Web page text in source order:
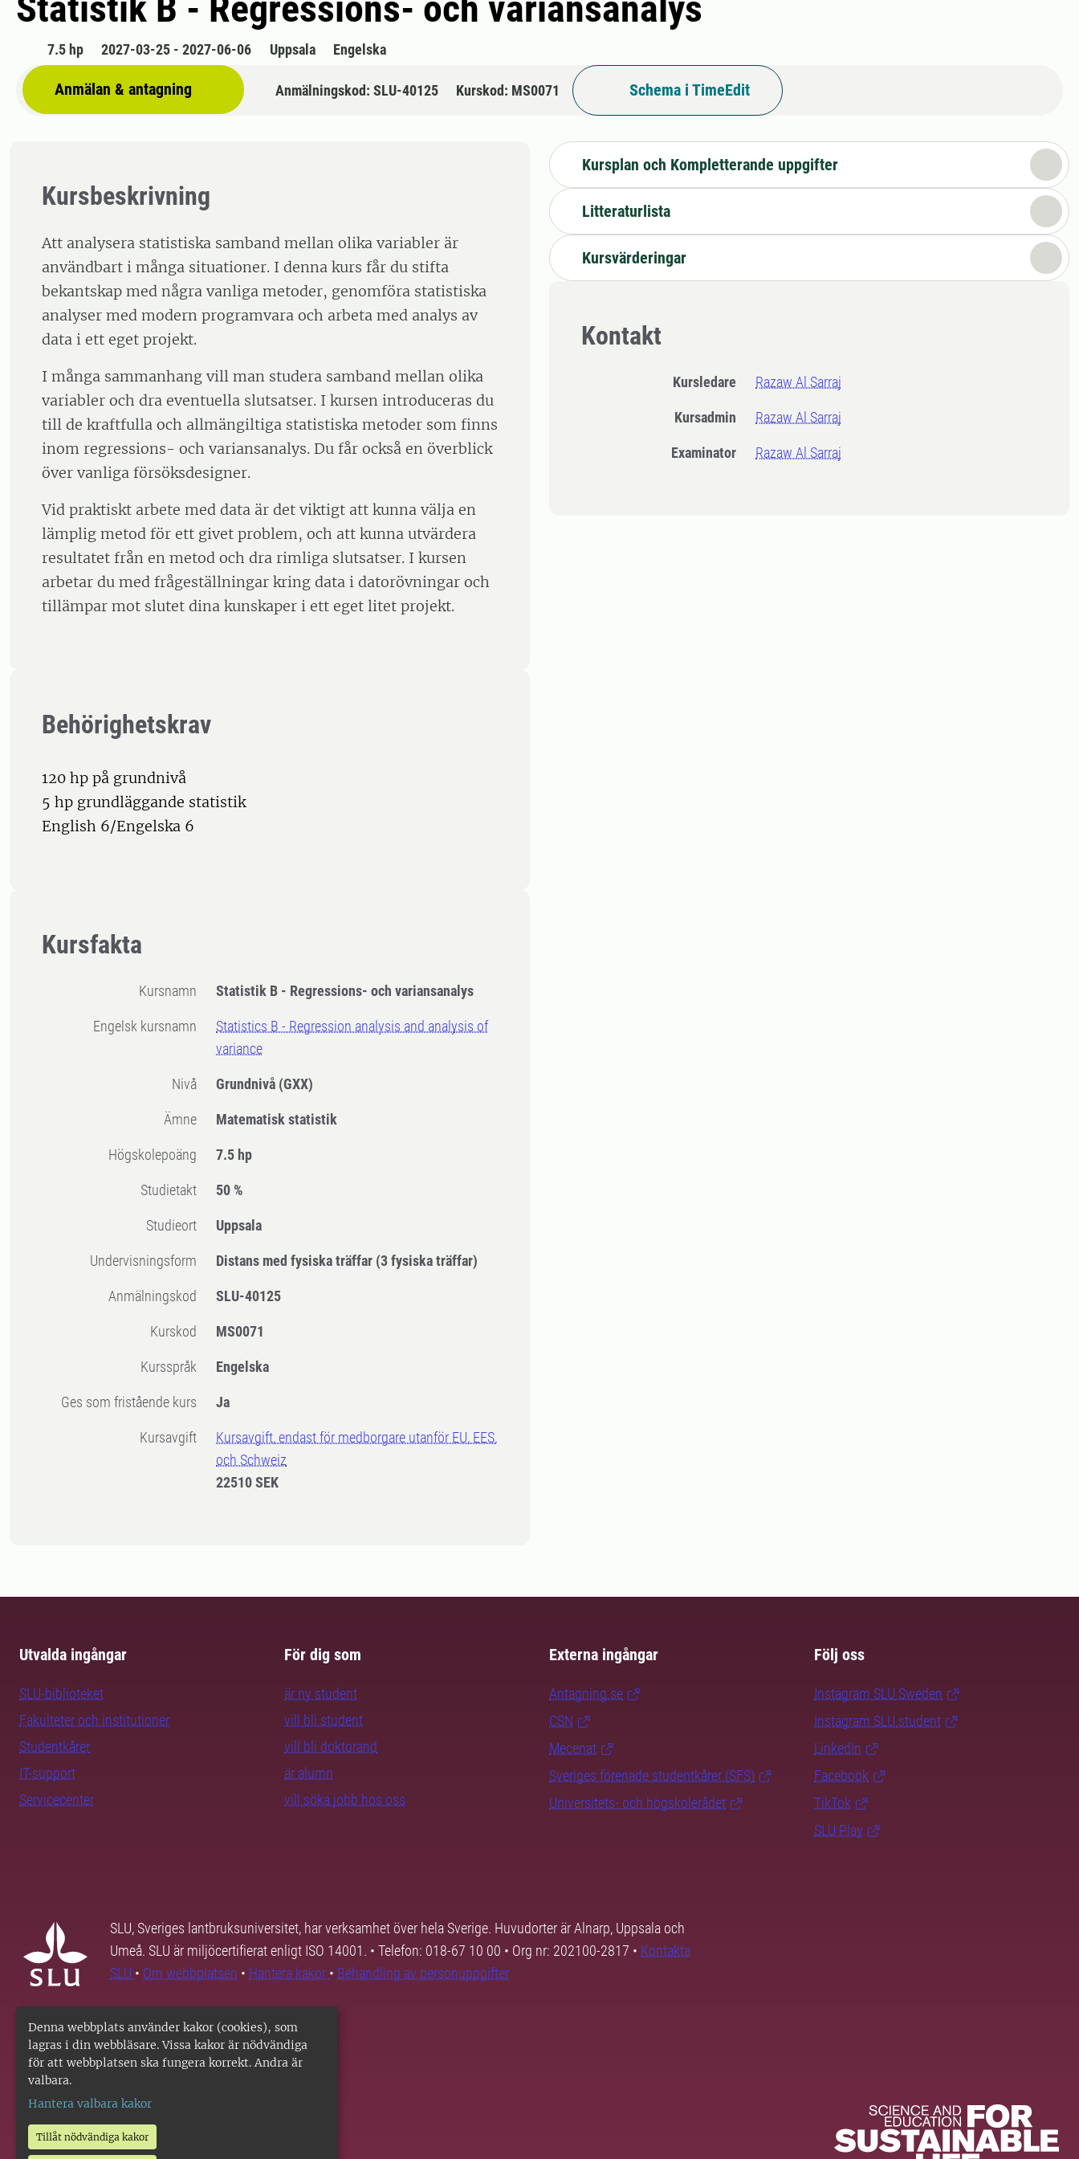
Denna webbplats använder kakor (cookies), som
lagras i din webbläsare. Vissa kakor är nödvändiga
för att webbplatsen ska fungera korrekt. Andra är
valbara.
Hantera valbara kakor
Tillåt nödvändiga kakor
7.5 hp 2027-03-25 - 2027-06-06 Uppsala Engelska
Anmälan & antagning Anmälningskod: SLU-40125 Kurskod: MS0071 Schema i TimeEdit
Kursbeskrivning
Att analysera statistiska samband mellan olika variabler är
användbart i många situationer. I denna kurs får du stifta
bekantskap med några vanliga metoder, genomföra statistiska
analyser med modern programvara och arbeta med analys av
data i ett eget projekt.
I många sammanhang vill man studera samband mellan olika
variabler och dra eventuella slutsatser. I kursen introduceras du
till de kraftfulla och allmängiltiga statistiska metoder som finns
inom regressions- och variansanalys. Du får också en överblick
över vanliga försöksdesigner.
Vid praktiskt arbete med data är det viktigt att kunna välja en
lämplig metod för ett givet problem, och att kunna utvärdera
resultatet från en metod och dra rimliga slutsatser. I kursen
arbetar du med frågeställningar kring data i datorövningar och
tillämpar mot slutet dina kunskaper i ett eget litet projekt.
Behörighetskrav
120 hp på grundnivå
5 hp grundläggande statistik
English 6/Engelska 6
Kursfakta
Kursnamn Statistik B - Regressions- och variansanalys
Engelsk kursnamn
Statistics B - Regression analysis and analysis of
variance
Nivå Grundnivå (GXX)
Ämne Matematisk statistik
högskolepoäng 7.5 hp
Studietakt 50 %
Studieort Uppsala
Undervisningsform Distans med fysiska träffar (3 fysiska träffar)
Anmälningskod SLU-40125
Kurskod MS0071
Kursspråk Engelska
Ges som fristående kurs Ja
Kursavgift
Kursavgift, endast för medborgare utanför EU, EES,
och Schweiz
22510 SEK
Kursplan och Kompletterande uppgifter
Litteraturlista
Kursvärderingar
Kontakt
Kursledare Razaw Al Sarraj
Kursadmin Razaw Al Sarraj
Examinator Razaw Al Sarraj
Utvalda ingångar
SLU-biblioteket
Fakulteter och institutioner
Studentkårer
IT-support
Servicecenter
För dig som
är ny student
vill bli student
vill bli doktorand
är alumn
vill söka jobb hos oss
Externa ingångar
Antagning.se
CSN
Mecenat
Sveriges förenade studentkårer (SFS)
Universitets- och högskolerådet
Följ oss
Instagram SLU.Sweden
Instagram SLU.student
LinkedIn
Facebook
TikTok
SLU Play
SLU, Sveriges lantbruksuniversitet, har verksamhet över hela Sverige. Huvudorter är Alnarp, Uppsala och
Umeå. SLU är miljöcertifierat enligt ISO 14001. • Telefon: 018-67 10 00 • Org nr: 202100-2817 • Kontakta
SLU • Om webbplatsen • Hantera kakor • Behandling av personuppgifter